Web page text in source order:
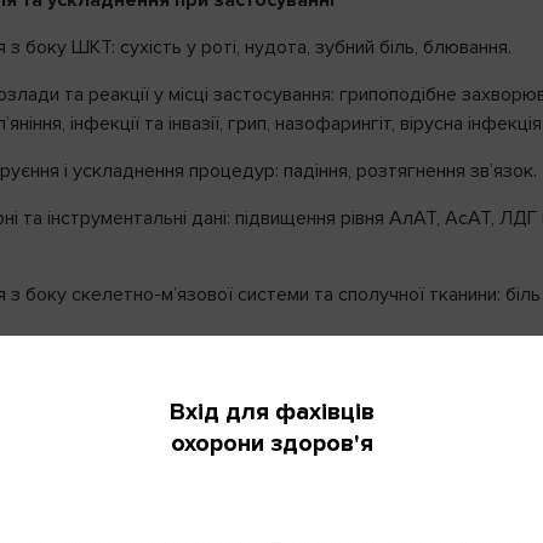
боку ШКТ: сухість у роті, нудота, зубний біль, блювання.
та реакції у місці застосування: грипоподібне
інфекції та інвазії, грип, назофарингіт, вірусна інфекція.
і ускладнення процедур: падіння, розтягнення зв’язок.
та інструментальні дані: підвищення рівня АлАТ, АсАТ, ЛДГ
боку скелетно-м’язової системи та сполучної тканини:
мігрень, сонливість. Порушення з боку репродуктивної
Вхід для фахівців
охорони здоров'я
mail та пароль, обрані Вами